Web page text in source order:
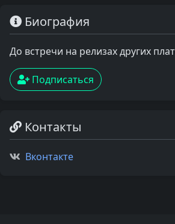
Биография
До встречи на релизах других
Подписаться
Контакты
Вконтакте